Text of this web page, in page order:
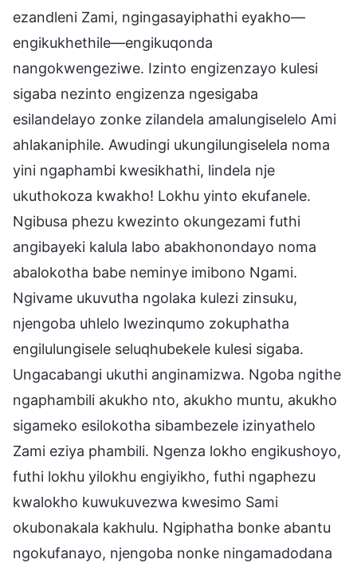
ezandleni Zami, ngingasayiphathi eyakho—
engikukhethile—engikuqonda
nangokwengeziwe. Izinto engizenzayo kulesi
sigaba nezinto engizenza ngesigaba
esilandelayo zonke zilandela amalungiselelo Ami
ahlakaniphile. Awudingi ukungilungiselela noma
yini ngaphambi kwesikhathi, lindela nje
ukuthokoza kwakho! Lokhu yinto ekufanele.
Ngibusa phezu kwezinto okungezami futhi
angibayeki kalula labo abakhonondayo noma
abalokotha babe neminye imibono Ngami.
Ngivame ukuvutha ngolaka kulezi zinsuku,
njengoba uhlelo lwezinqumo zokuphatha
engilulungisele seluqhubekele kulesi sigaba.
Ungacabangi ukuthi anginamizwa. Ngoba ngithe
ngaphambili akukho nto, akukho muntu, akukho
sigameko esilokotha sibambezele izinyathelo
Zami eziya phambili. Ngenza lokho engikushoyo,
futhi lokhu yilokhu engiyikho, futhi ngaphezu
kwalokho kuwukuvezwa kwesimo Sami
okubonakala kakhulu. Ngiphatha bonke abantu
ngokufanayo, njengoba nonke ningamadodana